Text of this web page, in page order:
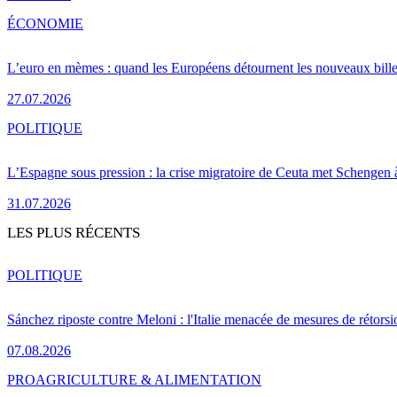
L’euro en mèmes : quand les Européens détournent les nouveaux
27.07.2026
ÉCONOMIE
L’Espagne sous pression : la crise migratoire de Ceuta met Schengen
31.07.2026
POLITIQUE
LES PLUS RÉCENTS
Sánchez riposte contre Meloni : l'Italie menacée de mesures de
07.08.2026
POLITIQUE
PROAGRICULTURE & ALIMENTATION